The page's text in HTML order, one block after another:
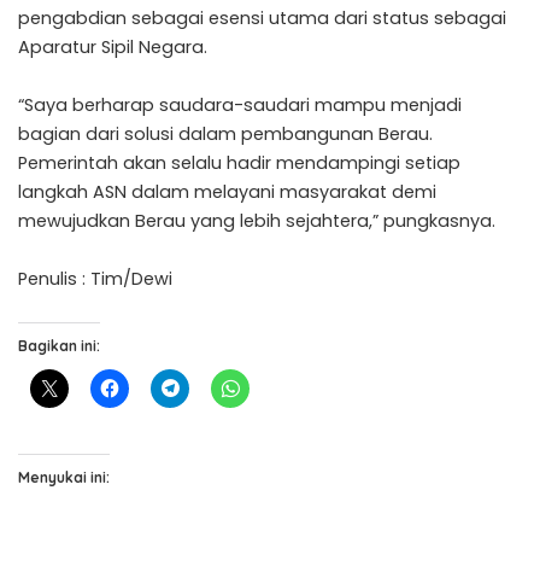
pengabdian sebagai esensi utama dari status sebagai
Aparatur Sipil Negara.
“Saya berharap saudara-saudari mampu menjadi
bagian dari solusi dalam pembangunan Berau.
Pemerintah akan selalu hadir mendampingi setiap
langkah ASN dalam melayani masyarakat demi
mewujudkan Berau yang lebih sejahtera,” pungkasnya.
Penulis : Tim/Dewi
Bagikan ini:
Menyukai ini: